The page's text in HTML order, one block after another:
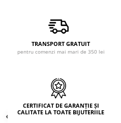
TRANSPORT GRATUIT
pentru comenzi mai mari de 350 lei
CERTIFICAT DE GARANȚIE ȘI
CALITATE LA TOATE BIJUTERIILE